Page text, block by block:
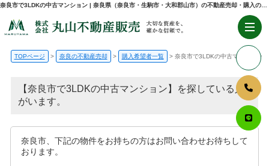
TOPページ 奈良の不動産売却 購入希望者一覧 奈良市で3LDKの中古マンション
【奈良市で3LDKの中古マンション】を探している人
がいます。
奈良市、下記の物件をお持ちの方はお問い合わせお待ちして
おります。